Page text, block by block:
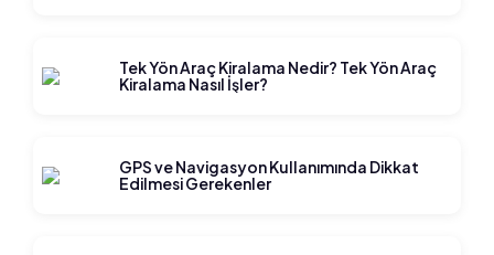
Tek Yön Araç Kiralama Nedir? Tek Yön Araç
Kiralama Nasıl İşler?
GPS ve Navigasyon Kullanımında Dikkat
Edilmesi Gerekenler